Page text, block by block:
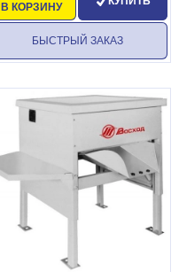
В КОРЗИНУ
БЫСТРЫЙ ЗАКАЗ